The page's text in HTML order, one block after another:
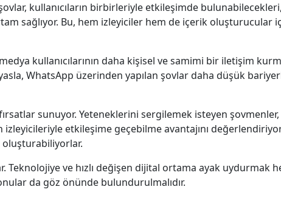
kullanıcıların birbirleriyle etkileşimde
sağlıyor. Bu, hem izleyiciler hem de içerik oluşturucular
kullanıcılarının daha kişisel ve samimi bir iletişim
WhatsApp üzerinden yapılan şovlar daha düşük
sunuyor. Yeteneklerini sergilemek isteyen şovmenler,
etkileşime geçebilme avantajını
oluşturabiliyorlar.
Teknolojiye ve hızlı değişen dijital ortama ayak uydurmak
da göz önünde bulundurulmalıdır.